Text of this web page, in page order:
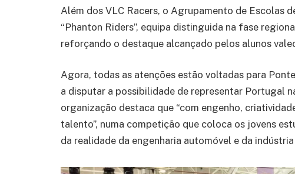
Além dos VLC Racers, o Agrupamento de Escolas
“Phanton Riders”, equipa distinguida na fase
reforçando o destaque alcançado pelos alunos
Agora, todas as atenções estão voltadas para
a disputar a possibilidade de representar Portugal
organização destaca que “com engenho,
talento”, numa competição que coloca os jovens
da realidade da engenharia automóvel e da